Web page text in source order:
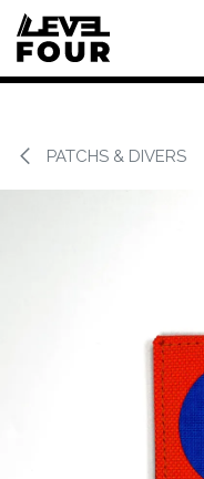
Se rendre au contenu
PATCHS & DIVERS